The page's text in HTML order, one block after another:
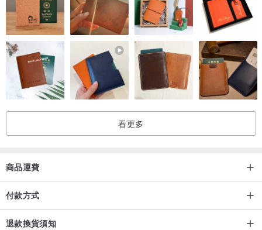
看更多
商品運費
付款方式
退款換貨須知